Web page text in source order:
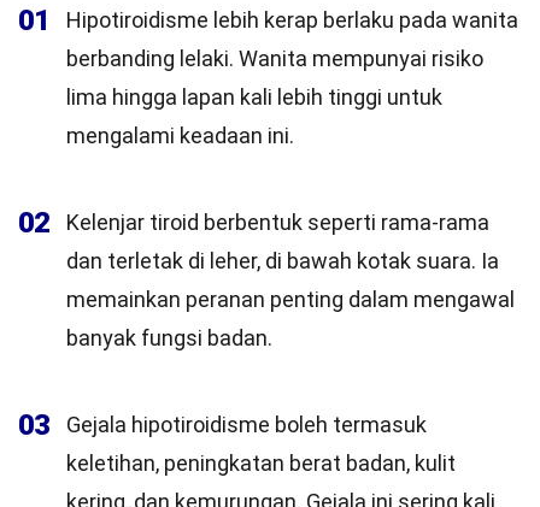
01
Hipotiroidisme lebih kerap berlaku pada wanita
berbanding lelaki. Wanita mempunyai risiko
lima hingga lapan kali lebih tinggi untuk
mengalami keadaan ini.
02
Kelenjar tiroid berbentuk seperti rama-rama
dan terletak di leher, di bawah kotak suara. Ia
memainkan peranan penting dalam mengawal
banyak fungsi badan.
03
Gejala hipotiroidisme boleh termasuk
keletihan, peningkatan berat badan, kulit
kering, dan kemurungan. Gejala ini sering kali